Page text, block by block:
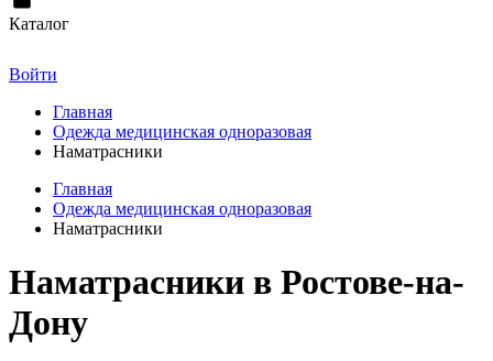
Каталог
Войти
Главная
Одежда медицинская одноразовая
Наматрасники
Главная
Одежда медицинская одноразовая
Наматрасники
Наматрасники в Ростове-на-
Дону